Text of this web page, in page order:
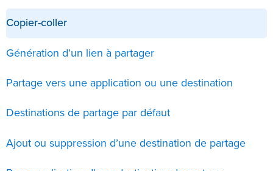
Copier-coller
Génération d’un lien à partager
Partage vers une application ou une destination
Destinations de partage par défaut
Ajout ou suppression d’une destination de partage